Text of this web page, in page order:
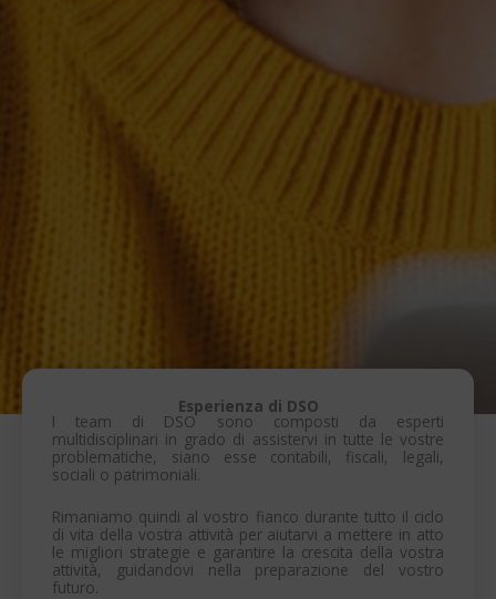
Esperienza di DSO
I team di DSO sono composti da esperti
multidisciplinari in grado di assistervi in tutte le vostre
problematiche, siano esse contabili, fiscali, legali,
sociali o patrimoniali.
Rimaniamo quindi al vostro fianco durante tutto il ciclo
di vita della vostra attività per aiutarvi a mettere in atto
le migliori strategie e garantire la crescita della vostra
attività, guidandovi nella preparazione del vostro
futuro.